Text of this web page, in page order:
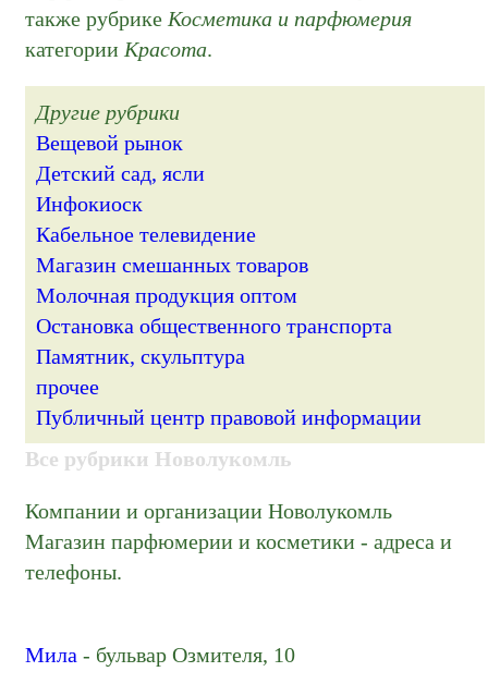
также рубрике Косметика и парфюмерия
категории Красота.
Другие рубрики
Вещевой рынок
Детский сад, ясли
Инфокиоск
Кабельное телевидение
Магазин смешанных товаров
Молочная продукция оптом
Остановка общественного транспорта
Памятник, скульптура
прочее
Публичный центр правовой информации
Все рубрики Новолукомль
Компании и организации Новолукомль
Магазин парфюмерии и косметики - адреса и
телефоны.
Мила - бульвар Озмителя, 10